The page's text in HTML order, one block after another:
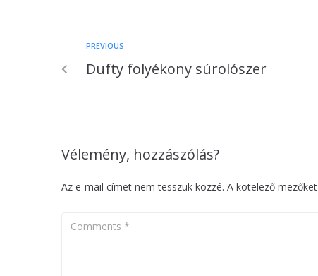
PREVIOUS
Dufty folyékony súrolószer
Vélemény, hozzászólás?
Az e-mail címet nem tesszük közzé. A kötelező mezőket